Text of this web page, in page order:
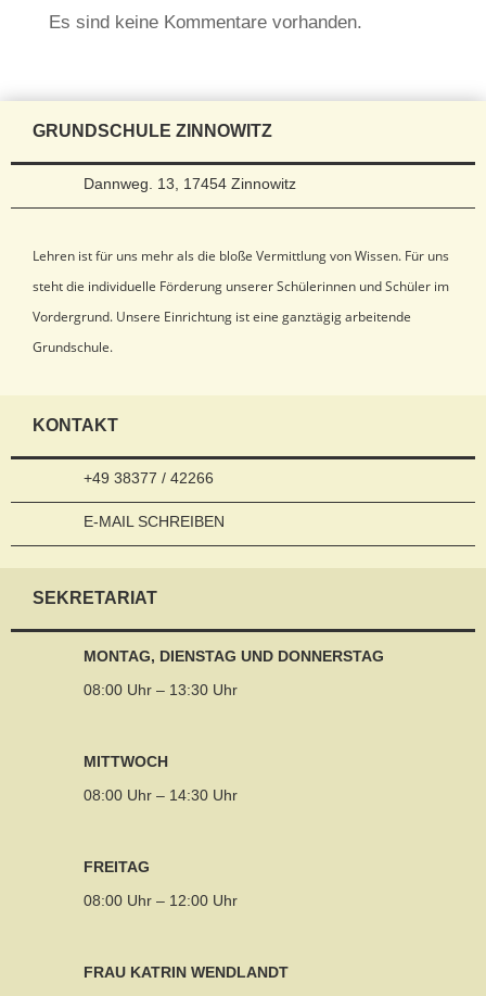
Es sind keine Kommentare vorhanden.
GRUNDSCHULE ZINNOWITZ
Dannweg. 13, 17454 Zinnowitz
Lehren ist für uns mehr als die bloße Vermittlung von Wissen. Für uns
steht die individuelle Förderung unserer Schülerinnen und Schüler im
Vordergrund. Unsere Einrichtung ist eine ganztägig arbeitende
Grundschule.
KONTAKT
+49 38377 / 42266
E-MAIL SCHREIBEN
SEKRETARIAT
MONTAG, DIENSTAG UND DONNERSTAG
08:00 Uhr – 13:30 Uhr
MITTWOCH
08:00 Uhr – 14:30 Uhr
FREITAG
08:00 Uhr – 12:00 Uhr
FRAU KATRIN WENDLANDT